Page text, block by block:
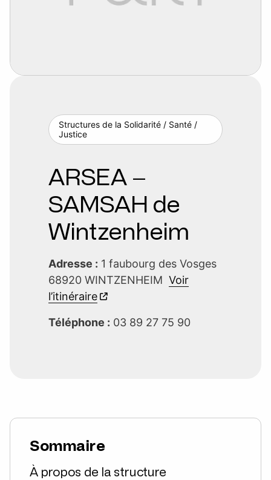
Structures de la Solidarité / Santé /
Justice
ARSEA –
SAMSAH de
Wintzenheim
Adresse : 1 faubourg des Vosges
68920 WINTZENHEIM Voir
l’itinéraire
Téléphone : 03 89 27 75 90
Sommaire
À propos de la structure